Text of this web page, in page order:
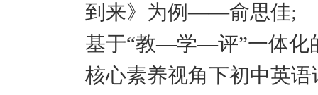
到来》为例——俞思佳;
基于“教—学—评”一体化
核心素养视角下初中英